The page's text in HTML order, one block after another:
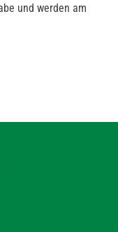
und werden am